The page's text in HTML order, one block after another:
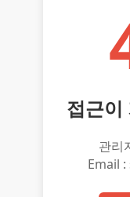
접근이
관리
Email